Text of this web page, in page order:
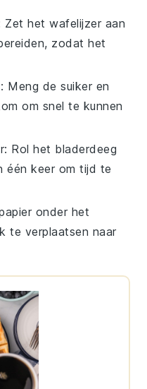
Zet hetwafelijzer aan
zodat het
: Meng desuiker en
om snel te kunnen
: Rol het bladerdeeg
één keer om tijd te
onder het
te verplaatsen naar